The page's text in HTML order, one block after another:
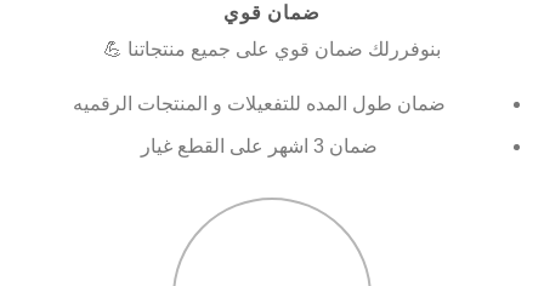
ضمان قوي
بنوفررلك ضمان قوي على جميع منتجاتنا 💪
ضمان طول المده للتفعيلات و المنتجات الرقميه
ضمان 3 اشهر على القطع غيار